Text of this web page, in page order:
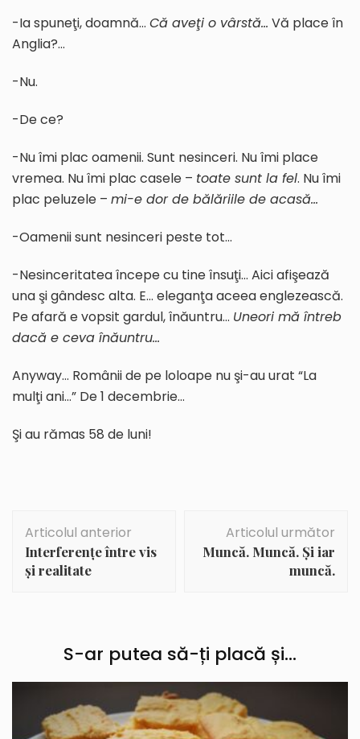
-Ia spuneţi, doamnă… Că aveţi o vârstă… Vă place în
Anglia?…
-Nu.
-De ce?
-Nu îmi plac oamenii. Sunt nesinceri. Nu îmi place
vremea. Nu îmi plac casele – toate sunt la fel. Nu îmi
plac peluzele – mi-e dor de bălăriile de acasă…
-Oamenii sunt nesinceri peste tot…
-Nesinceritatea începe cu tine însuţi… Aici afişează
una şi gândesc alta. E… eleganţa aceea englezească.
Pe afară e vopsit gardul, înăuntru… Uneori mă întreb
dacă e ceva înăuntru…
Anyway… Românii de pe loloape nu şi-au urat “La
mulţi ani…” De 1 decembrie…
Şi au rămas 58 de luni!
în
articole
Articolul anterior
Interferenţe între vis
şi realitate
Articolul următor
Muncă. Muncă. Şi iar
muncă.
S-ar putea să-ți placă și...